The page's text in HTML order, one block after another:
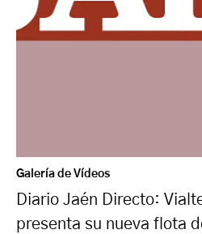
Galería de Vídeos
Diario Jaén Directo:
presenta su nueva flota